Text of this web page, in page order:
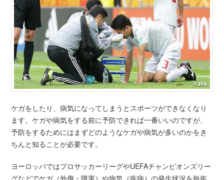
ケガをしたり、病気になってしまうとスポーツができなくなり
ます。ケガや病気をする前に予防できれば一番いいのですが、
予防をするためにはまずどのようなケガや病気が多いのかをき
ちんと知ることが必要です。
ヨーロッパではプロサッカーリーグやUEFAチャンピオンズリー